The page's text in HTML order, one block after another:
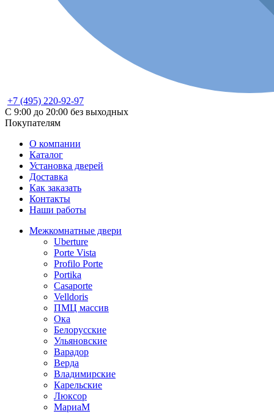
+7 (495) 220-92-97
С 9:00 до 20:00 без выходных
Покупателям
О компании
Каталог
Установка дверей
Доставка
Как заказать
Контакты
Наши работы
Межкомнатные двери
Uberture
Porte Vista
Profilo Porte
Portika
Casaporte
Velldoris
ПМЦ массив
Ока
Белорусские
Ульяновские
Варадор
Верда
Владимирские
Карельские
Люксор
МариаМ